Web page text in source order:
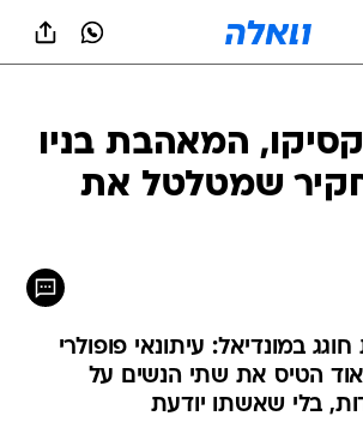
המאהבת בניו
שמטלטל את
במונדיאל: עיתונאי פופולרי
הטיס את שתי הנשים על
בלי שאשתו יודעת